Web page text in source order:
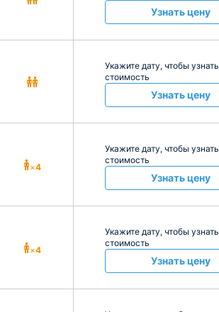
Узнать цену
Укажите дату, чтобы узнать
стоимость
Узнать цену
×4
Укажите дату, чтобы узнать
стоимость
Узнать цену
×4
Укажите дату, чтобы узнать
стоимость
Узнать цену